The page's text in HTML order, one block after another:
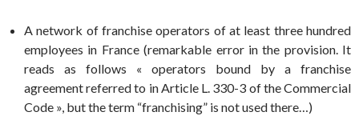
A network of franchise operators of at least three hundred
employees in France (remarkable error in the provision. It
reads as follows « operators bound by a franchise
agreement referred to in Article L. 330-3 of the Commercial
Code », but the term “franchising” is not used there…)